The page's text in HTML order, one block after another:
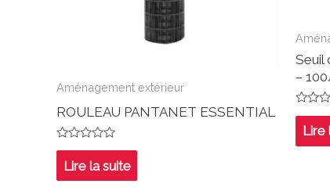
Aménagement extérieur
ROULEAU PANTANET ESSENTIAL
Note
sur
5
Lire la suite
Seuil
–
Note
sur
5
Lire